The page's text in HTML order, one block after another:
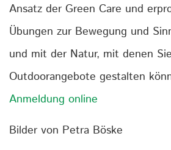
Ansatz der Green Care und
Übungen zur Bewegung und
und mit der Natur, mit denen
Outdoorangebote gestalten
Anmeldung online
Bilder von Petra Böske